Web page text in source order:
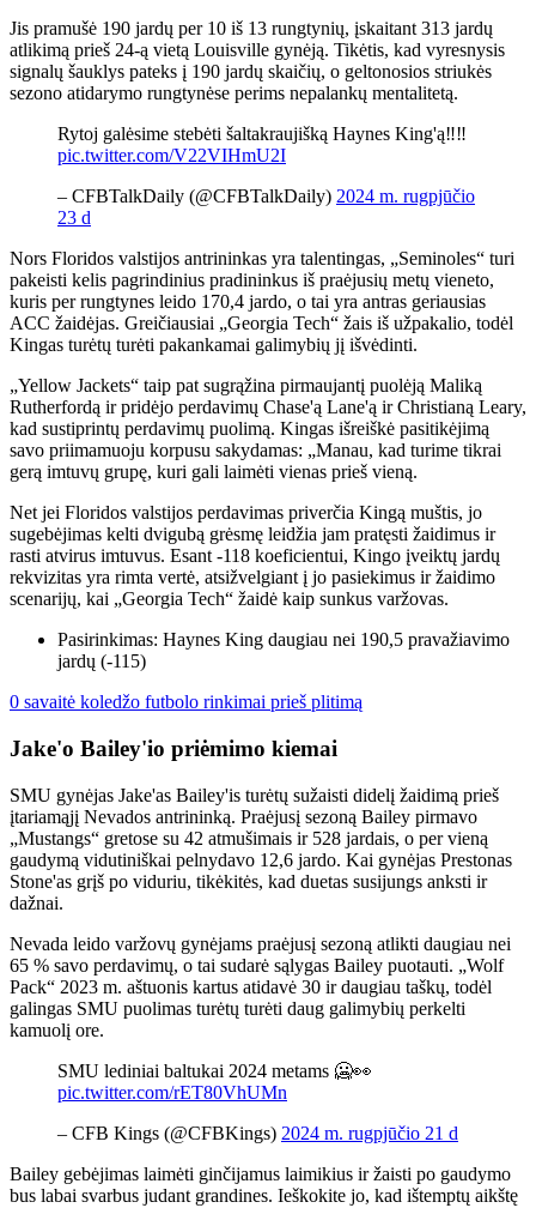
Jis pramušė 190 jardų per 10 iš 13 rungtynių, įskaitant 313 jardų
atlikimą prieš 24-ą vietą Louisville gynėją. Tikėtis, kad vyresnysis
signalų šauklys pateks į 190 jardų skaičių, o geltonosios striukės
sezono atidarymo rungtynėse perims nepalankų mentalitetą.
Rytoj galėsime stebėti šaltakraujišką Haynes King'ą‼️‼️
pic.twitter.com/V22VIHmU2I
– CFBTalkDaily (@CFBTalkDaily) 2024 m. rugpjūčio
23 d
Nors Floridos valstijos antrininkas yra talentingas, „Seminoles“ turi
pakeisti kelis pagrindinius pradininkus iš praėjusių metų vieneto,
kuris per rungtynes ​​leido 170,4 jardo, o tai yra antras geriausias
ACC žaidėjas. Greičiausiai „Georgia Tech“ žais iš užpakalio, todėl
Kingas turėtų turėti pakankamai galimybių jį išvėdinti.
„Yellow Jackets“ taip pat sugrąžina pirmaujantį puolėją Maliką
Rutherfordą ir pridėjo perdavimų Chase'ą Lane'ą ir Christianą Leary,
kad sustiprintų perdavimų puolimą. Kingas išreiškė pasitikėjimą
savo priimamuoju korpusu sakydamas: „Manau, kad turime tikrai
gerą imtuvų grupę, kuri gali laimėti vienas prieš vieną.
Net jei Floridos valstijos perdavimas priverčia Kingą muštis, jo
sugebėjimas kelti dvigubą grėsmę leidžia jam pratęsti žaidimus ir
rasti atvirus imtuvus. Esant -118 koeficientui, Kingo įveiktų jardų
rekvizitas yra rimta vertė, atsižvelgiant į jo pasiekimus ir žaidimo
scenarijų, kai „Georgia Tech“ žaidė kaip sunkus varžovas.
Pasirinkimas: Haynes King daugiau nei 190,5 pravažiavimo
jardų (-115)
0 savaitė koledžo futbolo rinkimai prieš plitimą
Jake'o Bailey'io priėmimo kiemai
SMU gynėjas Jake'as Bailey'is turėtų sužaisti didelį žaidimą prieš
įtariamąjį Nevados antrininką. Praėjusį sezoną Bailey pirmavo
„Mustangs“ gretose su 42 atmušimais ir 528 jardais, o per vieną
gaudymą vidutiniškai pelnydavo 12,6 jardo. Kai gynėjas Prestonas
Stone'as grįš po viduriu, tikėkitės, kad duetas susijungs anksti ir
dažnai.
Nevada leido varžovų gynėjams praėjusį sezoną atlikti daugiau nei
65 % savo perdavimų, o tai sudarė sąlygas Bailey puotauti. „Wolf
Pack“ 2023 m. aštuonis kartus atidavė 30 ir daugiau taškų, todėl
galingas SMU puolimas turėtų turėti daug galimybių perkelti
kamuolį ore.
SMU lediniai baltukai 2024 metams 🥶👀
pic.twitter.com/rET80VhUMn
– CFB Kings (@CFBKings) 2024 m. rugpjūčio 21 d
Bailey gebėjimas laimėti ginčijamus laimikius ir žaisti po gaudymo
bus labai svarbus judant grandines. Ieškokite jo, kad ištemptų aikštę